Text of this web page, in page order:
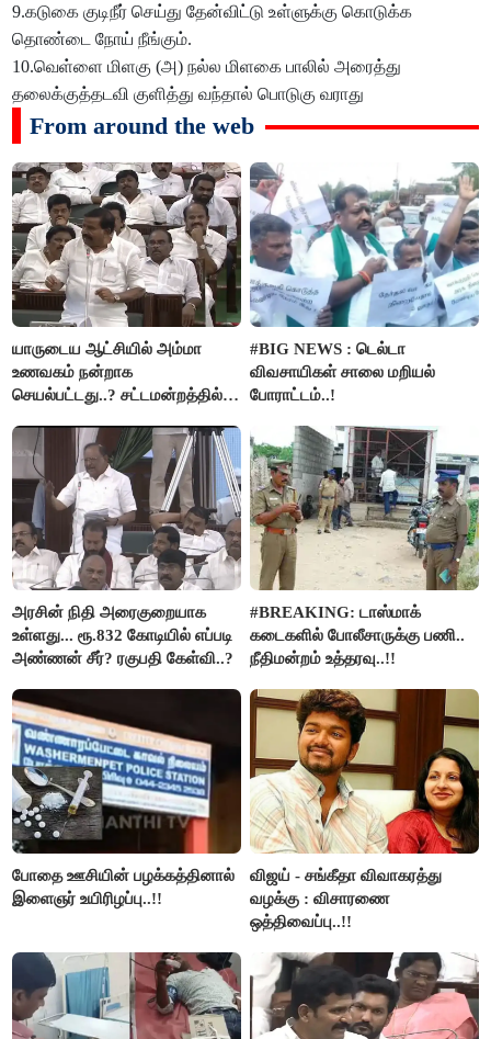
9.கடுகை குடிநீர் செய்து தேன்விட்டு உள்ளுக்கு கொடுக்க
தொண்டை நோய் நீங்கும்.
10.வெள்ளை மிளகு (அ) நல்ல மிளகை பாலில் அரைத்து
தலைக்குத்தடவி குளித்து வந்தால் பொடுகு வராது
From around the web
யாருடைய ஆட்சியில் அம்மா
உணவகம் நன்றாக
செயல்பட்டது..? சட்டமன்றத்தில்
#BIG NEWS : டெல்டா
விவசாயிகள் சாலை மறியல்
போராட்டம்..!
அரசின் நிதி அரைகுறையாக
உள்ளது... ரூ.832 கோடியில் எப்படி
அண்ணன் சீர்? ரகுபதி கேள்வி..?
#BREAKING: டாஸ்மாக்
கடைகளில் போலீசாருக்கு பணி..
நீதிமன்றம் உத்தரவு..!!
போதை ஊசியின் பழக்கத்தினால்
இளைஞர் உயிரிழப்பு..!!
விஜய் - சங்கீதா விவாகரத்து
வழக்கு : விசாரணை
ஒத்திவைப்பு..!!